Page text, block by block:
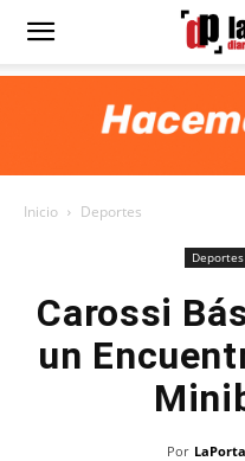
Diario
Inicio Deportes
Deportes
Carossi
un
Por